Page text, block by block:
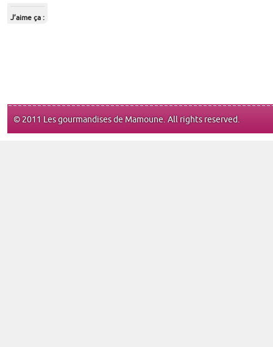
J’aime ça :
© 2011 Les gourmandises de Mamoune. All rights reserved.